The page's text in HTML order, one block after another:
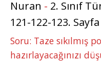
Nuran - 2. Sınıf
121-122-123.
Soru: Taze sıkılmış
hazırlayacağınızı